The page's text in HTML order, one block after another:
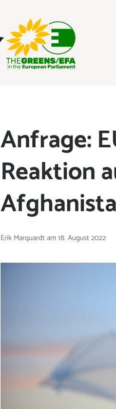
Anfrage:
Reaktion
Erik Marquardtam18. August 2022